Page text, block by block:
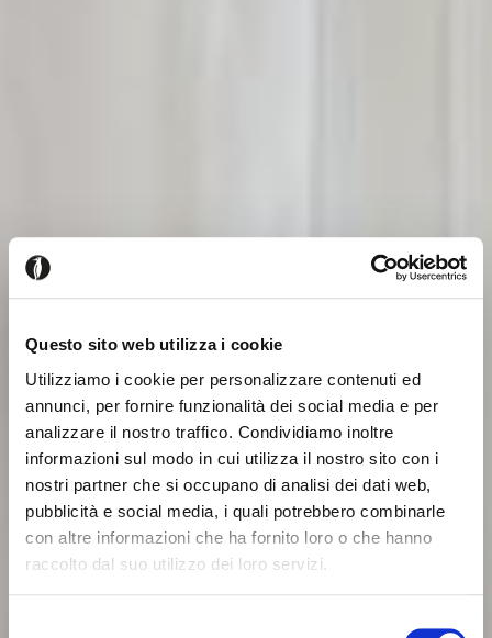
Questo sito web utilizza i cookie
Utilizziamo i cookie per personalizzare contenuti ed
annunci, per fornire funzionalità dei social media e per
analizzare il nostro traffico. Condividiamo inoltre
informazioni sul modo in cui utilizza il nostro sito con i
nostri partner che si occupano di analisi dei dati web,
pubblicità e social media, i quali potrebbero combinarle
con altre informazioni che ha fornito loro o che hanno
raccolto dal suo utilizzo dei loro servizi.
Seems like you’re browsing from Close